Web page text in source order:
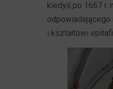
kiedyś po 1667 r.
odpowiadającego
i kształtowi